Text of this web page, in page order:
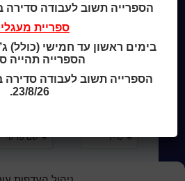
הספרייה תשוב לעבודה סדירה ביום
ספריית
הספרייה תהייה
הספרייה תשוב לעבודה סדירה
23/8/26.